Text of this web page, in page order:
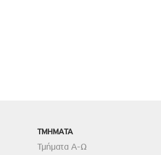
TMHMATA
Τμήματα Α-Ω